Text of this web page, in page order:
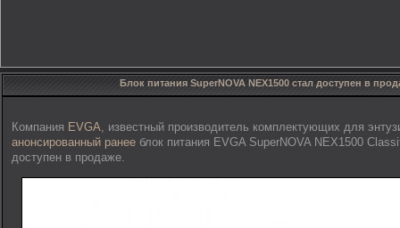
Блок питания SuperNOVA NEX1500 стал доступен в
Компания EVGA, известный производитель комплектующих для
анонсированный ранее блок питания EVGA SuperNOVA NEX1500
доступен в продаже.